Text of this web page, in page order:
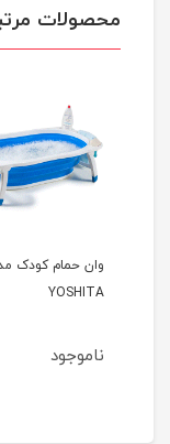
محصولات
وان حمام کودک
YOSHITA
ناموجود